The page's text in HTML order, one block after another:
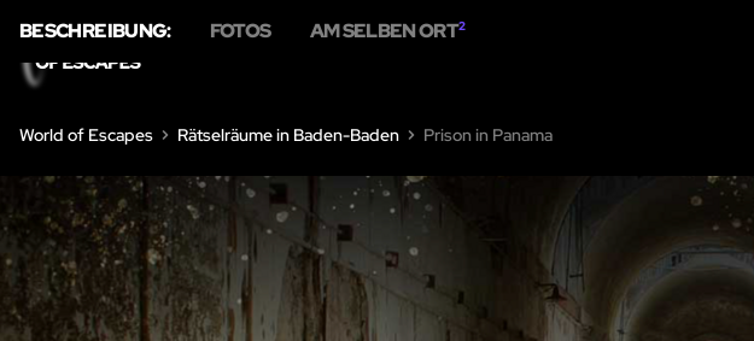
World of Escapes Rätselräume in Baden-Baden Prison in Panama
BESCHREIBUNG: FOTOS AM SELBEN ORT2